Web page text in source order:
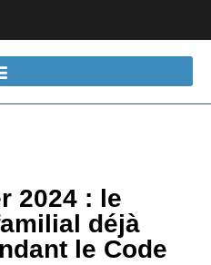
2024 : le
déjà
le Code